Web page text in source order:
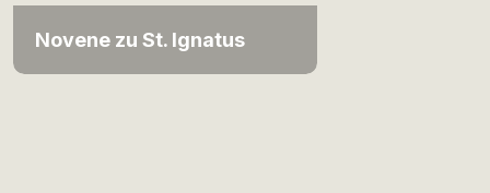
Novene zu St. Ignatus